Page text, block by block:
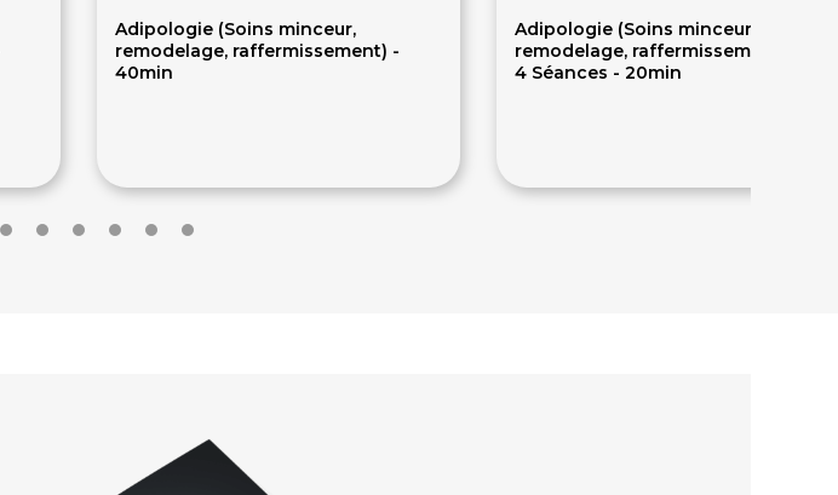
Adipologie (Soins minceur,
remodelage, raffermissement) -
40min
Adipologie (Soins minceur,
remodelage, raffermissement) :
4 Séances - 20min